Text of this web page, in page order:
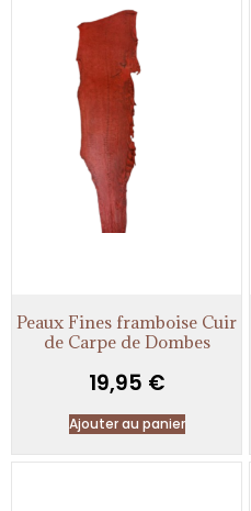
Peaux Fines framboise Cuir
de Carpe de Dombes
19,95 €
Ajouter au panier